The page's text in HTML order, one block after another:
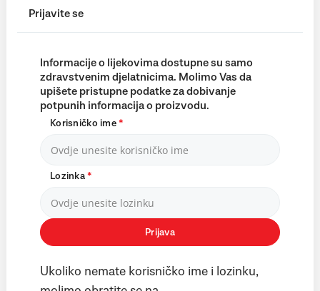
Prijavite se
Informacije o lijekovima dostupne su samo
zdravstvenim djelatnicima. Molimo Vas da
upišete pristupne podatke za dobivanje
potpunih informacija o proizvodu.
Korisničko ime*
Lozinka*
Prijava
Ukoliko nemate korisničko ime i lozinku,